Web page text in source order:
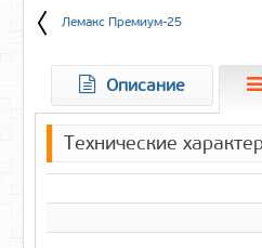
Лемакс Премиум-25
Описание
Технические